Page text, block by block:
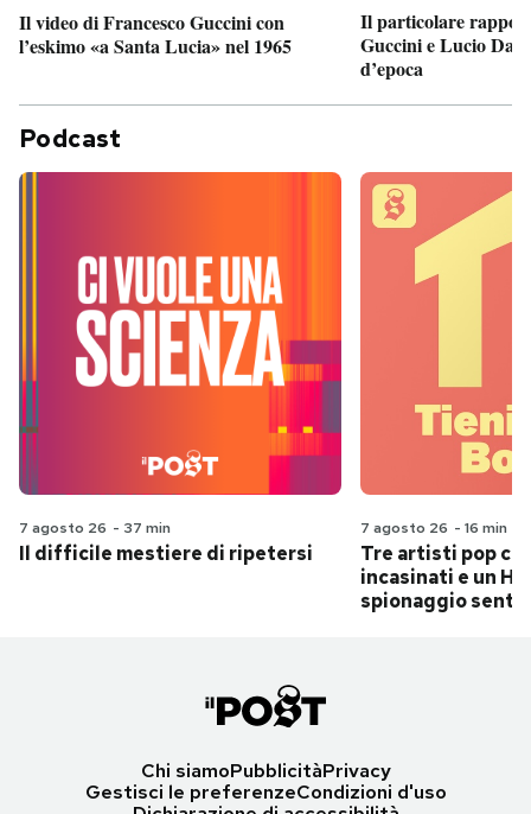
Il video di Francesco Guccini con
l’eskimo «a Santa Lucia» nel 1965
Il particolare
Guccini e Lucio
d’epoca
Podcast
7 agosto 26 - 37 min
Il difficile mestiere di ripetersi
7 agosto 26 - 16 min
Tre artisti pop
incasinati e un
spionaggio
Chi siamoPubblicitàPrivacy
Gestisci le preferenzeCondizioni d'uso